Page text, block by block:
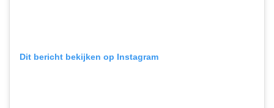
Dit bericht bekijken op Instagram